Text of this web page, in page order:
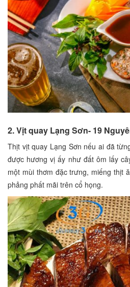
2. Vịt quay Lạng Sơn- 19
Thịt vịt quay Lạng Sơn nếu ai đã
được hương vị ấy như đất ôm lấy
một mùi thơm đặc trưng, miếng thịt
phảng phất mãi trên cổ họng.